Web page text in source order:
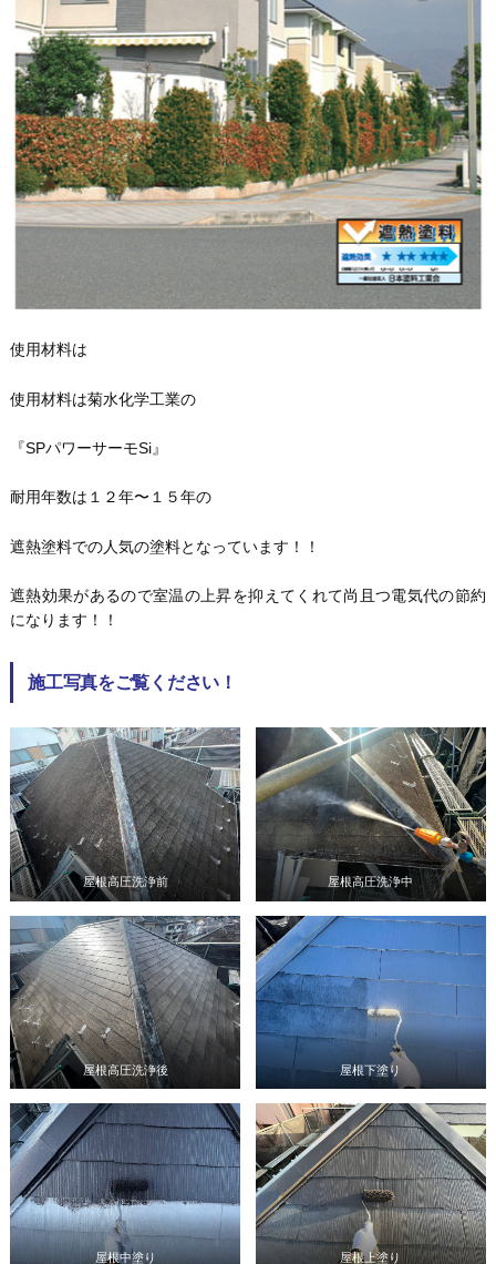
使用材料は
使用材料は菊水化学工業の
『SPパワーサーモSi』
耐用年数は１２年〜１５年の
遮熱塗料での人気の塗料となっています！！
遮熱効果があるので室温の上昇を抑えてくれて尚且つ電気代の節約
になります！！
施工写真をご覧ください！
屋根高圧洗浄前 屋根高圧洗浄中
屋根高圧洗浄後 屋根下塗り
屋根中塗り 屋根上塗り